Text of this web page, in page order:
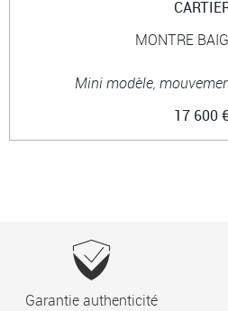
MONTRE
Mini modèle,
17 600 €
Garantie authenticité